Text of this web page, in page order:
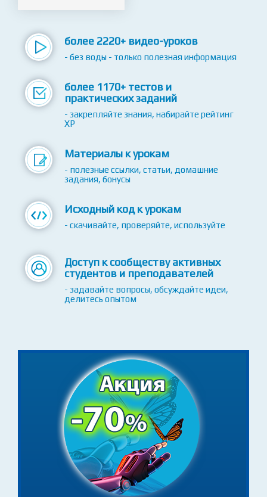
- без воды - только полезная информация
более 1170+ тестов и
практических заданий
- закрепляйте знания, набирайте рейтинг
XP
Материалы к урокам
- полезные ссылки, статьи, домашние
задания, бонусы
- скачивайте, проверяйте, используйте
Доступ к сообществу активных
студентов и преподавателей